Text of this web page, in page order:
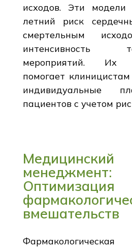
исходов. Эти
летний риск
смертельным
интенсивность
мероприятий. Их
помогает
индивидуальные
пациентов с учетом
Медицинский
менеджмент:
Оптимизация
вмешательств